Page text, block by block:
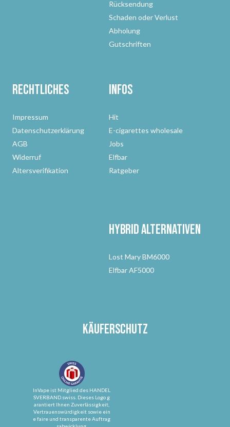
Rücksendung
Schaden oder Verlust
Abholung
Gutschriften
Rechtliches
Impressum
Datenschutzerklärung
AGB
Widerruf
Altersverifikation
Infos
Hit
E-cigarettes wholesale
Jobs
Elfbar
Ratgeber
Hybrid Alternativen
Lost Mary BM6000
Elfbar AF5000
Käuferschutz
InVape ist Mitglied des HANDEL
SVERBAND.swiss. Dieses Logo g
arantiert Ihnen Zuverlässigkeit,
Vertrauenswürdigkeit sowie ein
e faire und transparente Auftrag